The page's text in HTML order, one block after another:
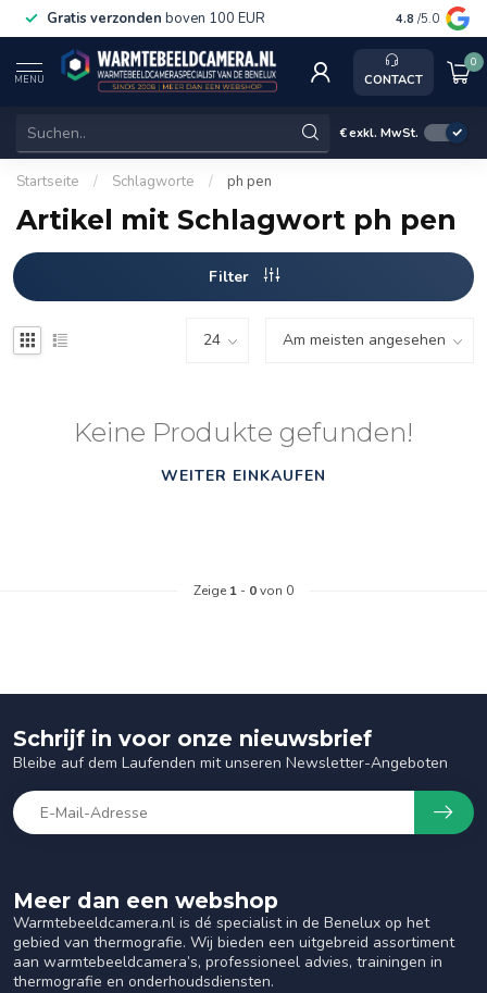
Gratis verzonden boven 100 EUR Service,
4.8 /5.0
MENU CONTACT
0
€exkl. MwSt.
Startseite / Schlagworte / ph pen
Artikel mit Schlagwort ph pen
Filter
Keine Produkte gefunden!
WEITER EINKAUFEN
Zeige 1 - 0von 0
Meer dan een webshop
Warmtebeeldcamera.nl is dé specialist in de Benelux op het
gebied van thermografie. Wij bieden een uitgebreid assortiment
aan warmtebeeldcamera’s, professioneel advies, trainingen in
thermografie en onderhoudsdiensten.
Schrijf in voor onze nieuwsbrief
Bleibe auf dem Laufenden mit unseren Newsletter-Angeboten